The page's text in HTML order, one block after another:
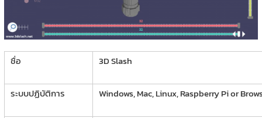
ชื่อ 3D Slash
ระบบปฏิบัติการ Windows, Mac, Linux, Raspberry Pi or